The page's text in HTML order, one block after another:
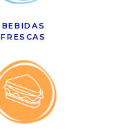
BEBIDAS
FRESCAS